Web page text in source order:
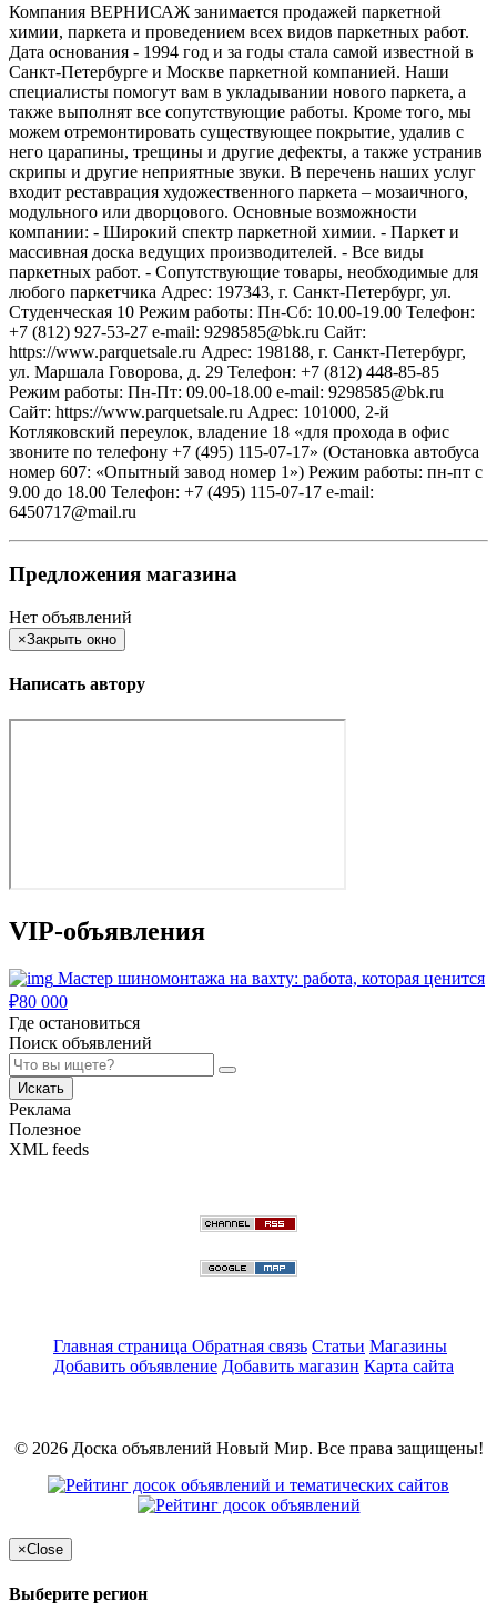
Компания ВЕРНИСАЖ занимается продажей паркетной
химии, паркета и проведением всех видов паркетных работ.
Дата основания - 1994 год и за годы стала самой известной в
Санкт-Петербурге и Москве паркетной компанией. Наши
специалисты помогут вам в укладывании нового паркета, а
также выполнят все сопутствующие работы. Кроме того, мы
можем отремонтировать существующее покрытие, удалив с
него царапины, трещины и другие дефекты, а также устранив
скрипы и другие неприятные звуки. В перечень наших услуг
входит реставрация художественного паркета – мозаичного,
модульного или дворцового. Основные возможности
компании: - Широкий спектр паркетной химии. - Паркет и
массивная доска ведущих производителей. - Все виды
паркетных работ. - Сопутствующие товары, необходимые для
любого паркетчика Адрес: 197343, г. Санкт-Петербург, ул.
Студенческая 10 Режим работы: Пн-Сб: 10.00-19.00 Телефон:
+7 (812) 927-53-27 e-mail: 9298585@bk.ru Сайт:
https://www.parquetsale.ru Адрес: 198188, г. Санкт-Петербург,
ул. Маршала Говорова, д. 29 Телефон: +7 (812) 448-85-85
Режим работы: Пн-Пт: 09.00-18.00 e-mail: 9298585@bk.ru
Сайт: https://www.parquetsale.ru Адрес: 101000, 2-й
Котляковский переулок, владение 18 «для прохода в офис
звоните по телефону +7 (495) 115-07-17» (Остановка автобуса
номер 607: «Опытный завод номер 1») Режим работы: пн-пт c
9.00 до 18.00 Телефон: +7 (495) 115-07-17 e-mail:
6450717@mail.ru
Предложения магазина
Нет объявлений
×Закрыть окно
Написать автору
VIP-объявления
Мастер шиномонтажа на вахту: работа, которая ценится
₽80 000
Где остановиться
Поиск объявлений
Искать
Реклама
Полезное
XML feeds
Главная страница Обратная связь Статьи Магазины
Добавить объявление Добавить магазин Карта сайта
© 2026 Доска объявлений Новый Мир. Все права защищены!
×Close
Выберите регион